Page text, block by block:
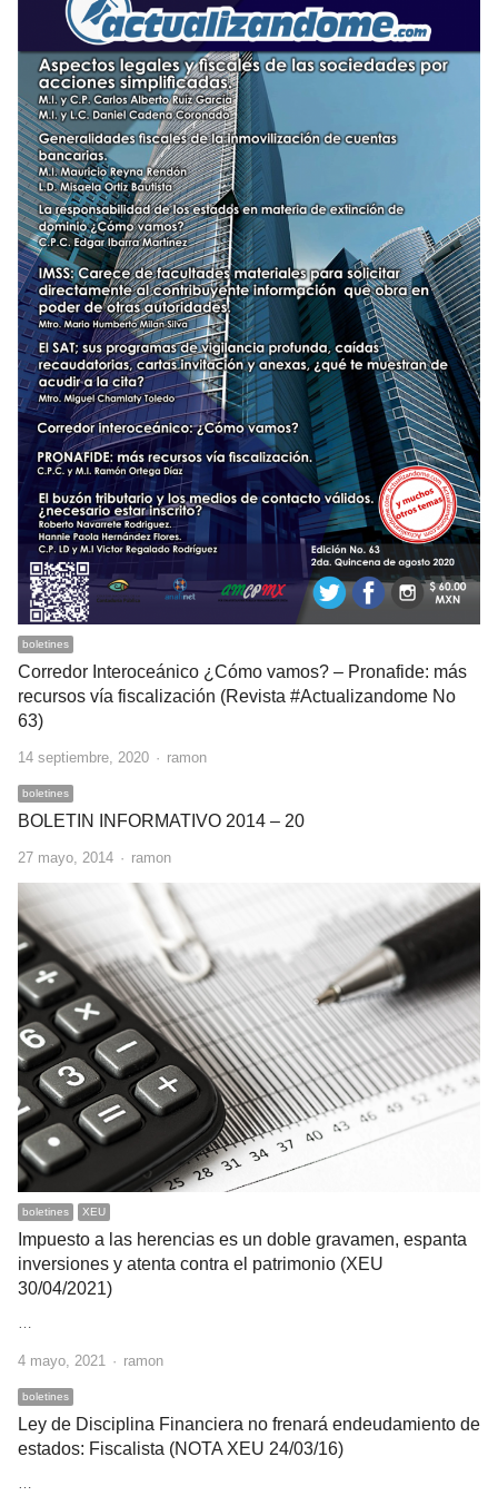
boletines
Corredor Interoceánico ¿Cómo vamos? – Pronafide: más
recursos vía fiscalización (Revista #Actualizandome No
63)
14 septiembre, 2020 Author
ramon
boletines
BOLETIN INFORMATIVO 2014 – 20
27 mayo, 2014 Author
ramon
boletines XEU
Impuesto a las herencias es un doble gravamen, espanta
inversiones y atenta contra el patrimonio (XEU
30/04/2021)
4 mayo, 2021 Author
ramon
boletines
Ley de Disciplina Financiera no frenará endeudamiento de
estados: Fiscalista (NOTA XEU 24/03/16)